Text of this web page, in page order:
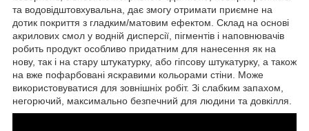
та водовідштовхувальна, дає змогу отримати приємне на
дотик покриття з гладким/матовим ефектом. Склад на основі
акрилових смол у водній дисперсії, пігментів і наповнювачів
робить продукт особливо придатним для нанесення як на
нову, так і на стару штукатурку, або гіпсову штукатурку, а також
на вже пофарбовані яскравими кольорами стіни. Може
використовуватися для зовнішніх робіт. Зі слабким запахом,
негорючий, максимально безпечний для людини та довкілля.